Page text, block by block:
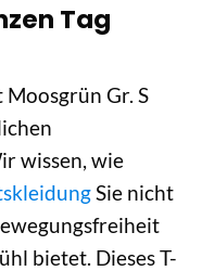
Tag
Gr. S
wissen, wie
Sie nicht
bietet. Dieses T-